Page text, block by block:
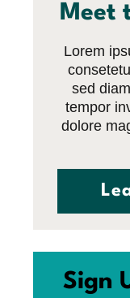
Meet
Lorem
sed
tempor
dolore
Sign